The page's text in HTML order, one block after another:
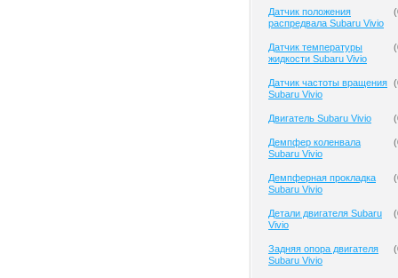
Датчик положения
распредвала Subaru Vivio
(
Датчик температуры
жидкости Subaru Vivio
(
Датчик частоты вращения
Subaru Vivio
(
Двигатель Subaru Vivio (
Демпфер коленвала
Subaru Vivio
(
Демпферная прокладка
Subaru Vivio
(
Детали двигателя Subaru
Vivio
(
Задняя опора двигателя
Subaru Vivio
(